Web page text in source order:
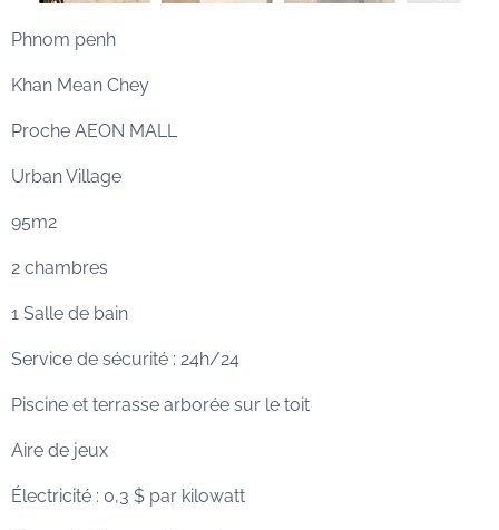
Phnom penh
Khan Mean Chey
Proche AEON MALL
Urban Village
95m2
2 chambres
1 Salle de bain
Service de sécurité : 24h/24
Piscine et terrasse arborée sur le toit
Aire de jeux
Électricité : 0,3 $ par kilowatt